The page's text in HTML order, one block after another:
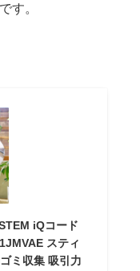
す。
iQコード
スティ
ミ収集 吸引力